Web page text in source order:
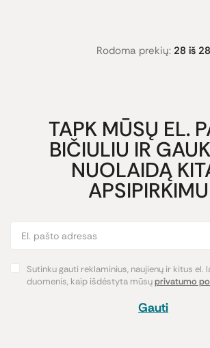
Rodoma prekių: 28 iš 28
TAPK MŪSŲ EL.
BIČIULIU IR
NUOLAIDĄ
Sutinku gauti reklaminius, naujienų ir kitus el.
duomenis, kaip išdėstyta mūsųprivatumo
Gauti